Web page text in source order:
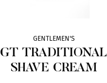
GENTLEMEN'S
GT TRADITIONAL
SHAVE CREAM